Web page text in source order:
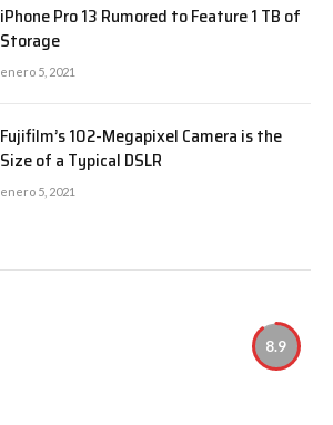
iPhone Pro 13 Rumored to Feature 1 TB of
Storage
enero 5, 2021
Fujifilm’s 102-Megapixel Camera is the
Size of a Typical DSLR
enero 5, 2021
8.9